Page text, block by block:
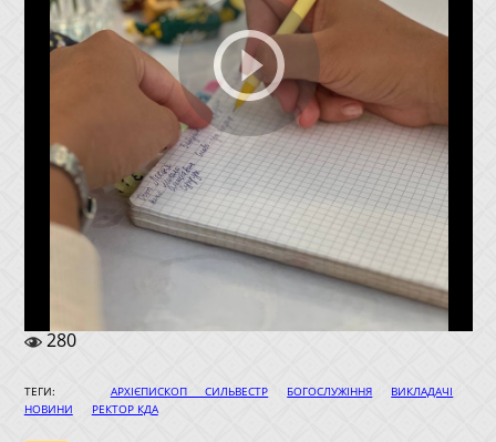
280
ТЕГИ: АРХІЄПИСКОП СИЛЬВЕСТР БОГОСЛУЖІННЯ ВИКЛАДАЧІ
НОВИНИ РЕКТОР КДА